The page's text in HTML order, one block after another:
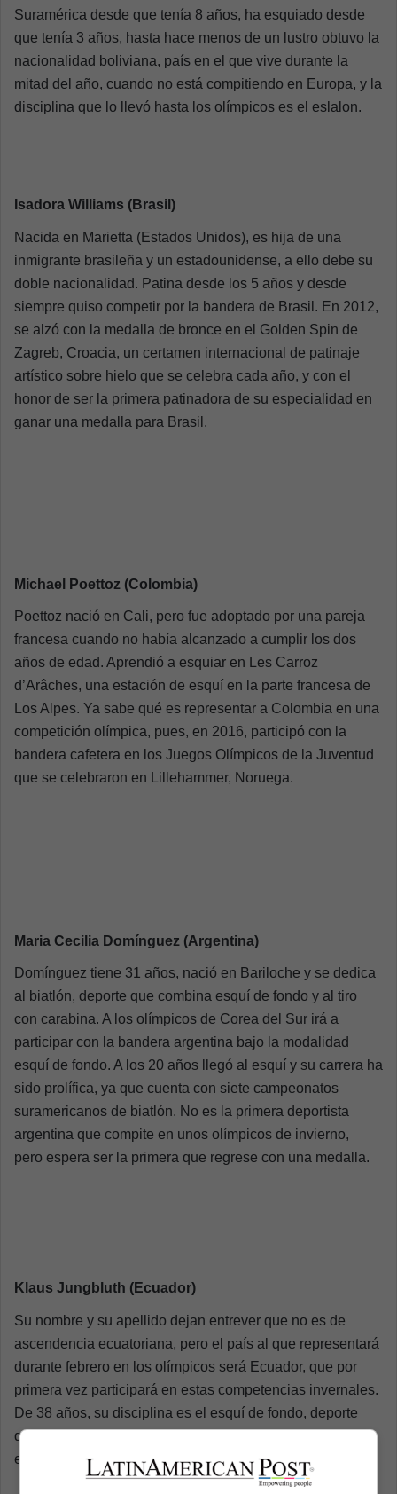
Suramérica desde que tenía 8 años, ha esquiado desde
que tenía 3 años, hasta hace menos de un lustro obtuvo la
nacionalidad boliviana, país en el que vive durante la
mitad del año, cuando no está compitiendo en Europa, y la
disciplina que lo llevó hasta los olímpicos es el eslalon.
Isadora Williams (Brasil)
Nacida en Marietta (Estados Unidos), es hija de una
inmigrante brasileña y un estadounidense, a ello debe su
doble nacionalidad. Patina desde los 5 años y desde
siempre quiso competir por la bandera de Brasil. En 2012,
se alzó con la medalla de bronce en el Golden Spin de
Zagreb, Croacia, un certamen internacional de patinaje
artístico sobre hielo que se celebra cada año, y con el
honor de ser la primera patinadora de su especialidad en
ganar una medalla para Brasil.
Michael Poettoz (Colombia)
Poettoz nació en Cali, pero fue adoptado por una pareja
francesa cuando no había alcanzado a cumplir los dos
años de edad. Aprendió a esquiar en Les Carroz
d’Arâches, una estación de esquí en la parte francesa de
Los Alpes. Ya sabe qué es representar a Colombia en una
competición olímpica, pues, en 2016, participó con la
bandera cafetera en los Juegos Olímpicos de la Juventud
que se celebraron en Lillehammer, Noruega.
Maria Cecilia Domínguez (Argentina)
Domínguez tiene 31 años, nació en Bariloche y se dedica
al biatlón, deporte que combina esquí de fondo y al tiro
con carabina. A los olímpicos de Corea del Sur irá a
participar con la bandera argentina bajo la modalidad
esquí de fondo. A los 20 años llegó al esquí y su carrera ha
sido prolífica, ya que cuenta con siete campeonatos
suramericanos de biatlón. No es la primera deportista
argentina que compite en unos olímpicos de invierno,
pero espera ser la primera que regrese con una medalla.
Klaus Jungbluth (Ecuador)
Su nombre y su apellido dejan entrever que no es de
ascendencia ecuatoriana, pero el país al que representará
durante febrero en los olímpicos será Ecuador, que por
primera vez participará en estas competencias invernales.
De 38 años, su disciplina es el esquí de fondo, deporte
que conoció mientras estudiaba en Europa y que practica
en Guayaquil con unos esquís especiales para el asfalto.